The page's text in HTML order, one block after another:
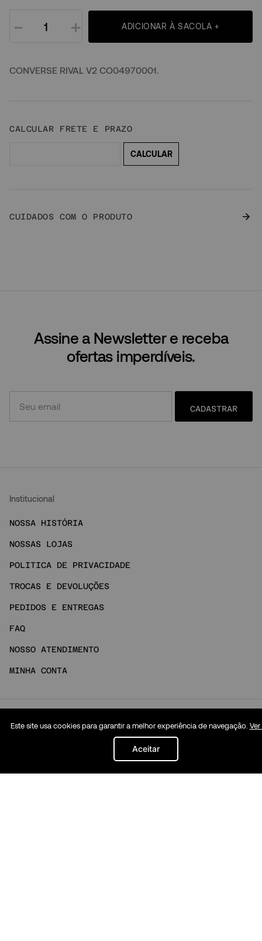
＋
－ ADICIONAR À SACOLA +
CONVERSE RIVAL V2 CO04970001.
CUIDADOS COM O PRODUTO
Assine a Newsletter e receba
ofertas imperdíveis.
CADASTRAR
Institucional
NOSSA HISTÓRIA
NOSSAS LOJAS
POLITICA DE PRIVACIDADE
TROCAS E DEVOLUÇÕES
PEDIDOS E ENTREGAS
FAQ
NOSSO ATENDIMENTO
MINHA CONTA
Social
Este site usa cookies para garantir a melhor experiência de navegação.
Aceitar